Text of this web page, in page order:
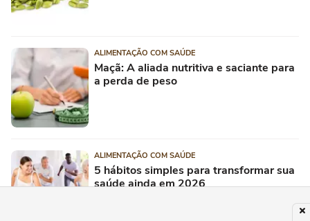
ALIMENTAÇÃO COM SAÚDE
Maçã: A aliada nutritiva e saciante para
a perda de peso
ALIMENTAÇÃO COM SAÚDE
5 hábitos simples para transformar sua
saúde ainda em 2026